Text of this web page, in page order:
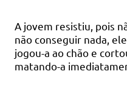
A jovem resistiu, pois
não conseguir nada,
jogou-a ao chão e
matando-a